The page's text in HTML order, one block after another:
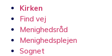
Kirken
Find vej
Menighedsråd
Menighedsplejen
Sognet